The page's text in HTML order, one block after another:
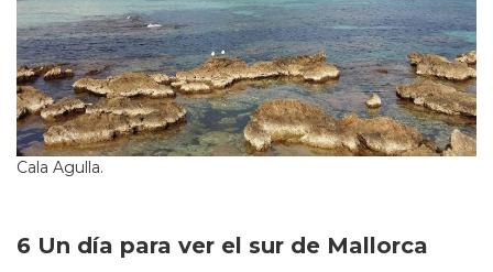
Cala Agulla.
6 Un día para ver el sur de Mallorca